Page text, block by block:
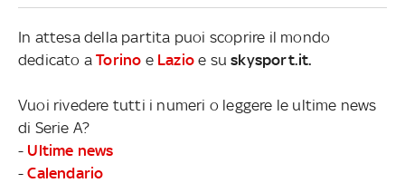
In attesa della partita puoi scoprire il mondo
dedicato aTorino e Lazio e suskysport.it.
Vuoi rivedere tutti i numeri o leggere le ultime news
di Serie A?
- Ultime news
-Calendario